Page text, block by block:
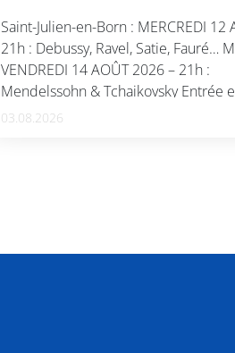
Saint-Julien-en-Born : MERCREDI 12
21h : Debussy, Ravel, Satie, Fauré…
VENDREDI 14 AOÛT 2026 – 21h :
Mendelssohn & Tchaikovsky Entrée
participation libre
03.08.2026